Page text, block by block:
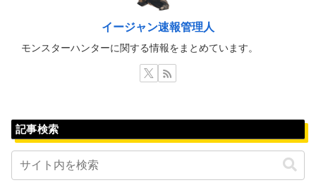
イージャン速報管理人
モンスターハンターに関する情報をまとめています。
記事検索